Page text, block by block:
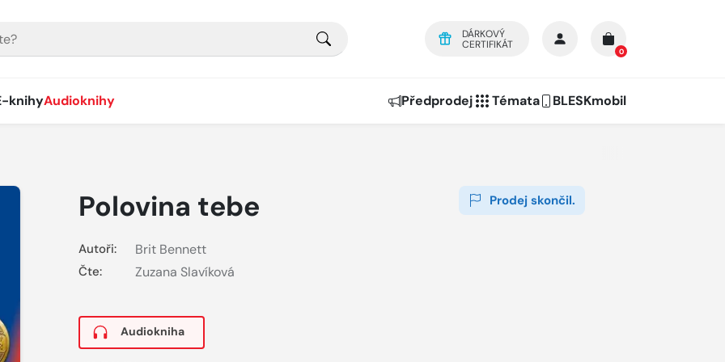
DÁRKOVÝ
CERTIFIKÁT
0
knihyAudioknihy Předprodej Témata BLESKmobil
Polovina tebe
Autoři: Brit Bennett
Čte: Zuzana Slavíková
Audiokniha
Prodej skončil.